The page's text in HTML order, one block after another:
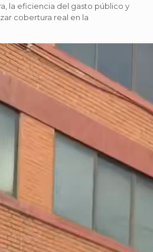
la eficiencia del gasto público y
cobertura real en la